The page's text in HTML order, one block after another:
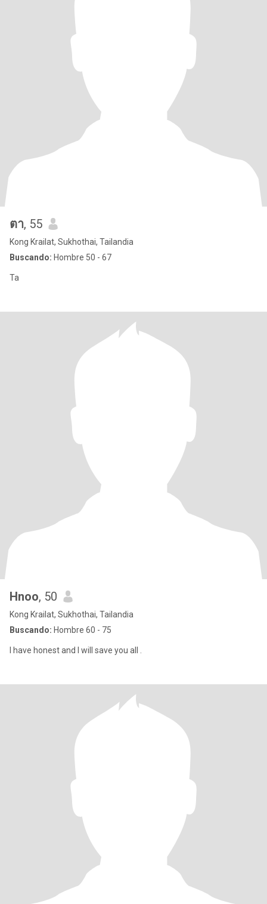
ตา, 55
Kong Krailat, Sukhothai, Tailandia
Buscando: Hombre 50 - 67
Ta
Hnoo, 50
Kong Krailat, Sukhothai, Tailandia
Buscando: Hombre 60 - 75
I have honest and I will save you all .